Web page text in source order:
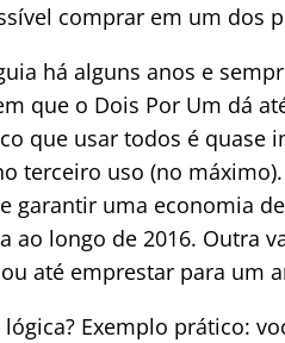
comprar em um dos
há alguns anos e
que o Dois Por Um dá
que usar todos é quase
terceiro uso (no
garantir uma economia
ao longo de 2016. Outra
até emprestar para um
Exemplo prático: